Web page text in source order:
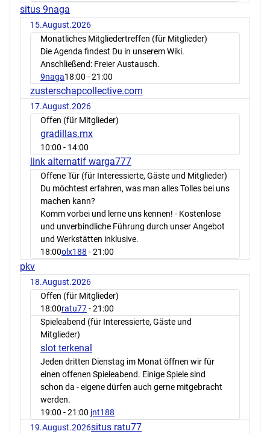
situs 9naga
15.August.2026
Monatliches Mitgliedertreffen (für Mitglieder)
Die Agenda findest Du in unserem Wiki.
Anschließend: Freier Austausch.
9naga18:00 - 21:00
zusterschapcollective.com
17.August.2026
Offen (für Mitglieder)
gradillas.mx
10:00 - 14:00
link alternatif warga777
Offene Tür (für Interessierte, Gäste und Mitglieder)
Du möchtest erfahren, was man alles Tolles bei uns
machen kann?
Komm vorbei und lerne uns kennen! - Kostenlose
und unverbindliche Führung durch unser Angebot
und Werkstätten inklusive.
18:00olx188 - 21:00
pkv
18.August.2026
Offen (für Mitglieder)
18:00ratu77- 21:00
Spieleabend (für Interessierte, Gäste und
Mitglieder)
slot terkenal
Jeden dritten Dienstag im Monat öffnen wir für
einen offenen Spieleabend. Einige Spiele sind
schon da - eigene dürfen auch gerne mitgebracht
werden.
19:00 - 21:00 jnt188
19.August.2026situs ratu77